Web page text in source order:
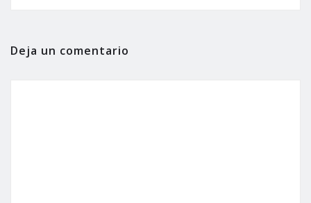
Deja un comentario